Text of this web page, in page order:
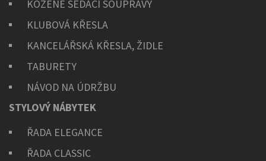
KOŽENÉ SEDACÍ SOUPRAVY
KLUBOVÁ KŘESLA
KANCELÁŘSKÁ KŘESLA, ŽIDLE
TABURETY
NÁVOD NA ÚDRŽBU
STYLOVÝ NÁBYTEK
ŘADA ELEGANCE
ŘADA CLASSIC